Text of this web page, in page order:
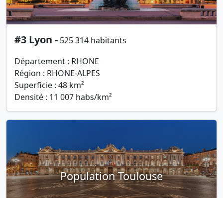
#3 Lyon - 525 314 habitants
Département : RHONE
Région : RHONE-ALPES
Superficie : 48 km²
Densité : 11 007 habs/km²
Population Toulouse